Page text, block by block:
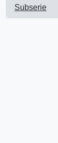
Subserie
, 1 resultados